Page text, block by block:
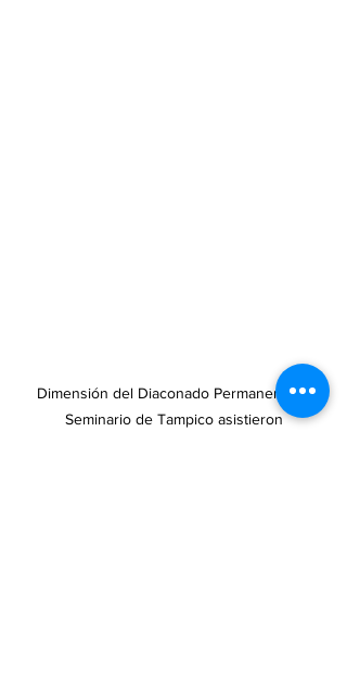
Dimensión del Diaconado Permanente y
Seminario de Tampico asistieron